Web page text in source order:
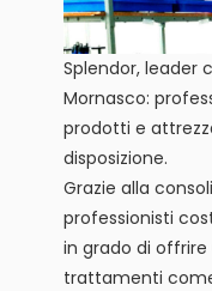
Splendor, leader
Mornasco:
prodotti e
disposizione.
Grazie alla
professionisti
in grado di
trattamenti